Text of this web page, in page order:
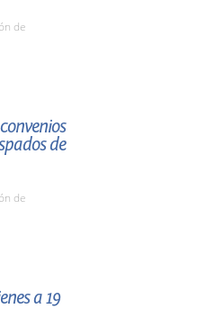
de
de
de
a 19